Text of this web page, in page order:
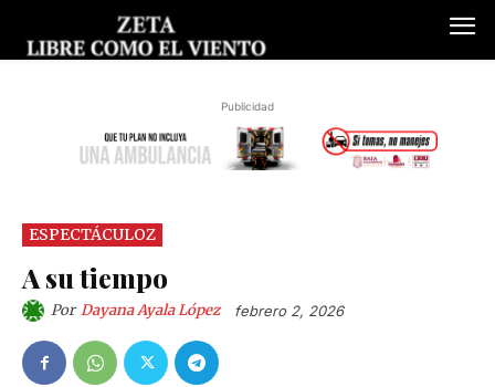
Publicidad
ESPECTÁCULOZ
A su tiempo
Por Dayana Ayala López febrero 2, 2026